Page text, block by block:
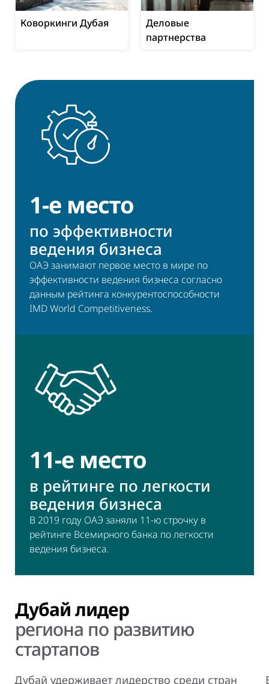
Коворкинги Дубая
Деловые
партнерства
1-е место
по эффективности
ведения бизнеса
ОАЭ занимают первое место в мире по
эффективности ведения бизнеса согласно
данным рейтинга конкурентоспособности
IMD World Competitiveness.
11-е место
в рейтинге по легкости
ведения бизнеса
В 2019 году ОАЭ заняли 11-ю строчку в
рейтинге Всемирного банка по легкости
ведения бизнеса.
Дубай лидер
региона по развитию
стартапов
Дубай удерживает лидерство среди стран